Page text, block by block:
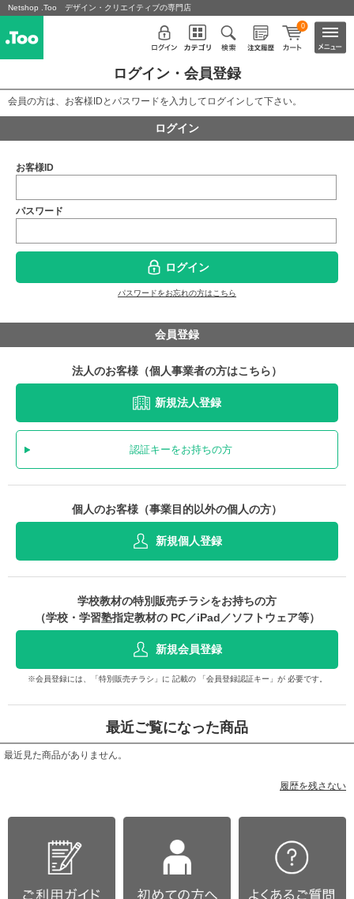
Netshop .Too デザイン・クリエイティブの専門店
0
ログイン・会員登録
会員の方は、お客様IDとパスワードを入力してログインして下さい。
ログイン
お客様ID
パスワード
ログイン
パスワードをお忘れの方はこちら
会員登録
法人のお客様（個人事業者の方はこちら）
新規法人登録
認証キーをお持ちの方
個人のお客様（事業目的以外の個人の方）
新規個人登録
学校教材の特別販売チラシをお持ちの方
（学校・学習塾指定教材の PC／iPad／ソフトウェア等）
新規会員登録
※会員登録には、「特別販売チラシ」に 記載の 「会員登録認証キー」が 必要です。
最近ご覧になった商品
最近見た商品がありません。
履歴を残さない